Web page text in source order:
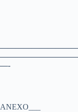
—-
ANEXO___